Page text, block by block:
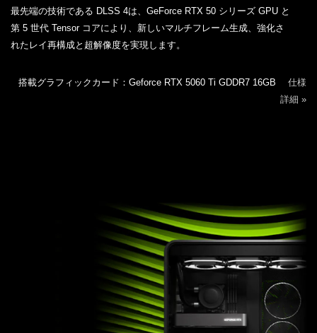
最先端の技術である DLSS 4は、GeForce RTX 50 シリーズ GPU と
第 5 世代 Tensor コアにより、新しいマルチフレーム生成、強化さ
れたレイ再構成と超解像度を実現します。
搭載グラフィックカード：Geforce RTX 5060 Ti GDDR7 16GB 仕様
詳細 »